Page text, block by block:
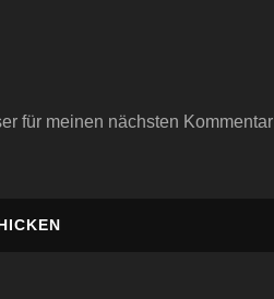
für meinen nächsten Kommentar